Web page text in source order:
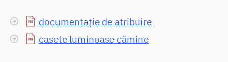
documentație de atribuire
casete luminoase cămine